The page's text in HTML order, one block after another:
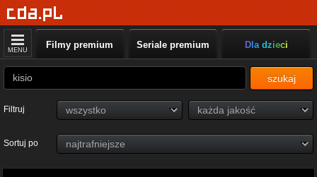
MENU Filmy premium Seriale premium Dla dzieci
szukaj
Filtruj
Sortuj po